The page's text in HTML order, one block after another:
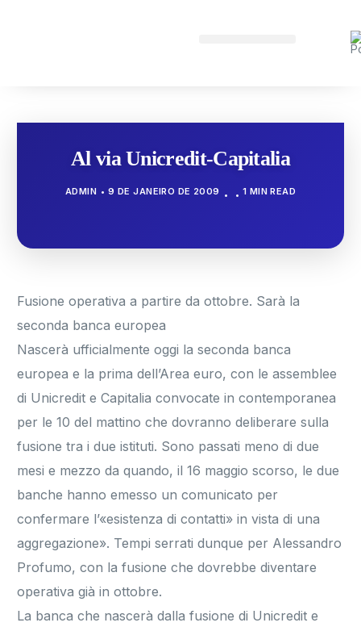
Al via Unicredit-Capitalia
ADMIN 9 DE JANEIRO DE 2009 1 MIN READ
Fusione operativa a partire da ottobre. Sarà la
seconda banca europea
Nascerà ufficialmente oggi la seconda banca
europea e la prima dell’Area euro, con le assemblee
di Unicredit e Capitalia convocate in contemporanea
per le 10 del mattino che dovranno deliberare sulla
fusione tra i due istituti. Sono passati meno di due
mesi e mezzo da quando, il 16 maggio scorso, le due
banche hanno emesso un comunicato per
confermare l’«esistenza di contatti» in vista di una
aggregazione». Tempi serrati dunque per Alessandro
Profumo, con la fusione che dovrebbe diventare
operativa già in ottobre.
La banca che nascerà dalla fusione di Unicredit e